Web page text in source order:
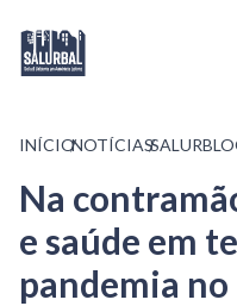
INÍCIO/NOTÍCIAS/
Na
e saúde em
pandemia no